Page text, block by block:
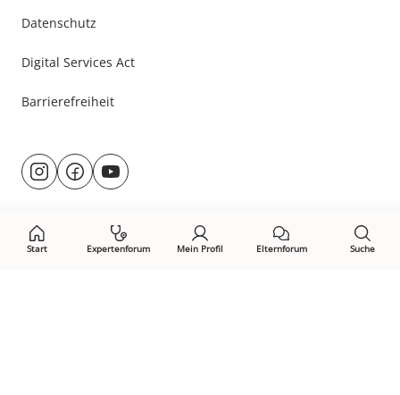
Start Expertenforum Mein Profil Elternforum Suche
Datenschutz
Digital Services Act
Barrierefreiheit
Besuche
uns@rund.ums.baby
facebook.com/rundumsbaby.de
youtube.com/@rundumsbaby_